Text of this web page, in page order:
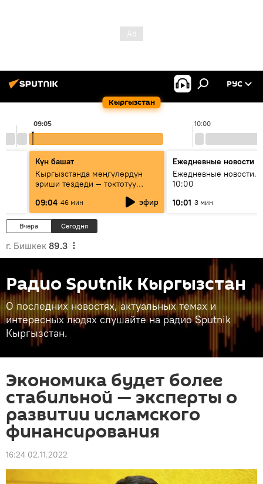
Кыргызстан
РУС
10:00
09:05
Күн башат
Кыргызстанда мөңгүлөрдүн
эриши тездеди — токтотуу
09:04 46 мин эфир
Ежедневные новости
Ежедневные новости.
10:00
10:01 3 мин
Вчера Сегодня
г. Бишкек 89.3
Радио Sputnik Кыргызстан
О последних новостях, актуальных темах и
интересных людях слушайте на радио Sputnik
Кыргызстан.
Экономика будет более
стабильной — эксперты о
развитии исламского
финансирования
16:24 02.11.2022